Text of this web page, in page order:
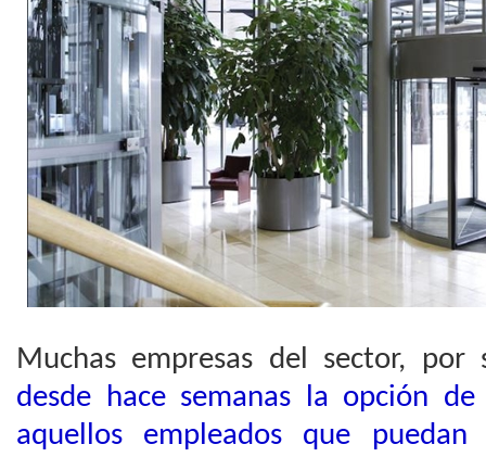
Muchas empresas del sector,
desde hace semanas la opción
aquellos empleados que